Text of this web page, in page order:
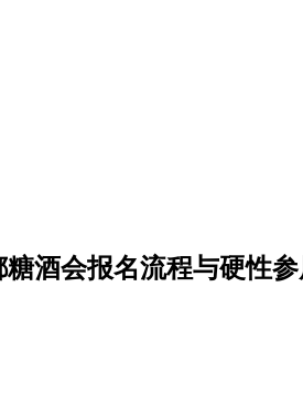
酒会报名流程与硬性